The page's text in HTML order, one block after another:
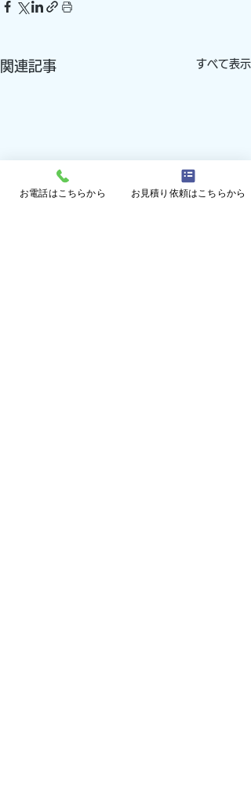
関連記事 すべて表示
お電話はこちらから お見積り依頼はこちらから